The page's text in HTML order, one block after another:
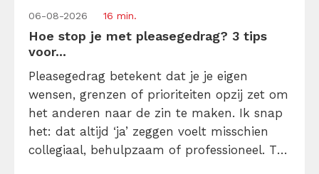
06-08-2026 16 min.
Hoe stop je met pleasegedrag? 3 tips
voor...
Pleasegedrag betekent dat je je eigen
wensen, grenzen of prioriteiten opzij zet om
het anderen naar de zin te maken. Ik snap
het: dat altijd ‘ja’ zeggen voelt misschien
collegiaal, behulpzaam of professioneel. Tot